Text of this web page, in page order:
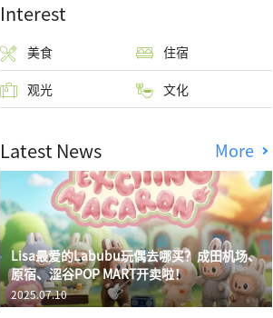
Interest
美食 住宿
观光 文化
Latest News More
Lisa最爱的Labubu玩偶去哪买？成田机场、
原宿、涩谷POP MART开卖啦！
2025.07.10